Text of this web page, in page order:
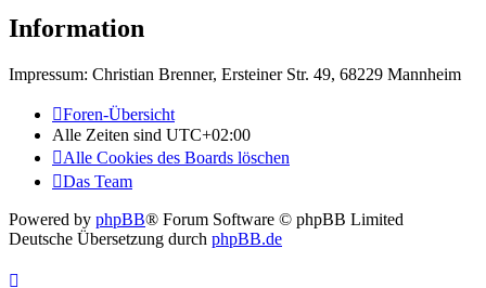
Information
Impressum: Christian Brenner, Ersteiner Str. 49, 68229 Mannheim
Foren-Übersicht
Alle Zeiten sind UTC+02:00
Alle Cookies des Boards löschen
Das Team
Powered by phpBB® Forum Software © phpBB Limited
Deutsche Übersetzung durch phpBB.de